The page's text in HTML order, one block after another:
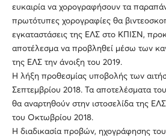
ευκαιρία να χορογραφήσουν τα
πρωτότυπες χορογραφίες θα
εγκαταστάσεις της ΕΛΣ στο ΚΠΙΣΝ,
αποτέλεσμα να προβληθεί μέσω των
της ΕΛΣ την άνοιξη του 2019.
Η λήξη προθεσμίας υποβολής των
Σεπτεμβρίου 2018. Τα αποτελέσματα
θα αναρτηθούν στην ιστοσελίδα της
του Οκτωβρίου 2018.
Η διαδικασία προβών, ηχογράφησης